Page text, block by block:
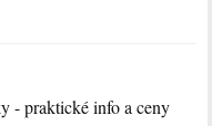
- praktické info a ceny